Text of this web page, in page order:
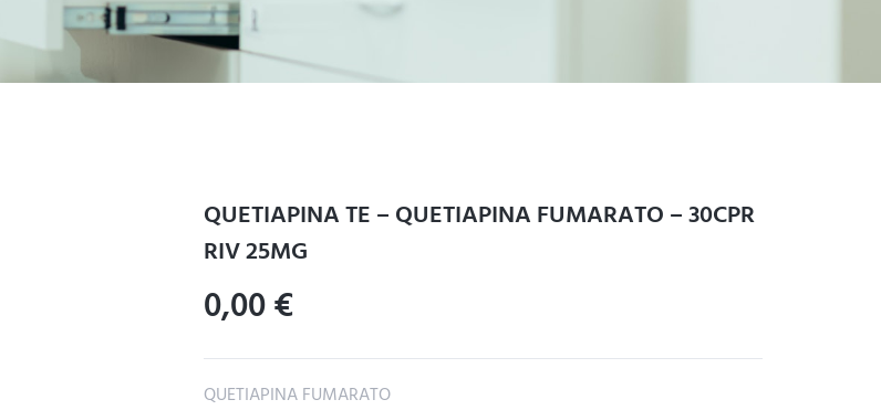
QUETIAPINA TE – QUETIAPINA FUMARATO – 30CPR
RIV 25MG
0,00€
QUETIAPINA FUMARATO